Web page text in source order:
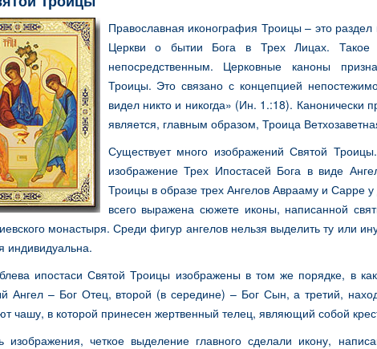
Православная иконография Троицы – это
Церкви о бытии Бога в Трех Лицах. Такое
непосредственным. Церковные каноны
Троицы. Это связано с концепцией
видел никто и никогда» (Ин. 1.:18). Канонически
является, главным образом, Троица
Существует много изображений Святой
изображение Трех Ипостасей Бога в виде
Троицы в образе трех Ангелов Аврааму и Сарре
всего выражена сюжете иконы, написанной
монастыря. Среди фигур ангелов нельзя выделить ту или
индивидуальна.
ипостаси Святой Троицы изображены в том же порядке, в
Ангел – Бог Отец, второй (в середине) – Бог Сын, а третий,
чашу, в которой принесен жертвенный телец, являющий собой
изображения, четкое выделение главного сделали икону,